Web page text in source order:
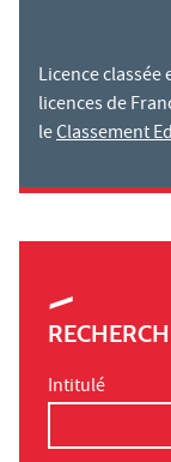
Licence
licences de
leClassement
Intitulé